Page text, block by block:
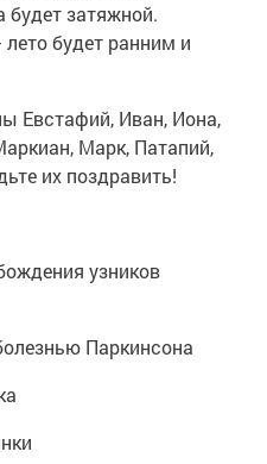
затяжной.
будет ранним и
Евстафий, Иван, Иона,
Марк, Патапий,
их поздравить!
узников
Паркинсона